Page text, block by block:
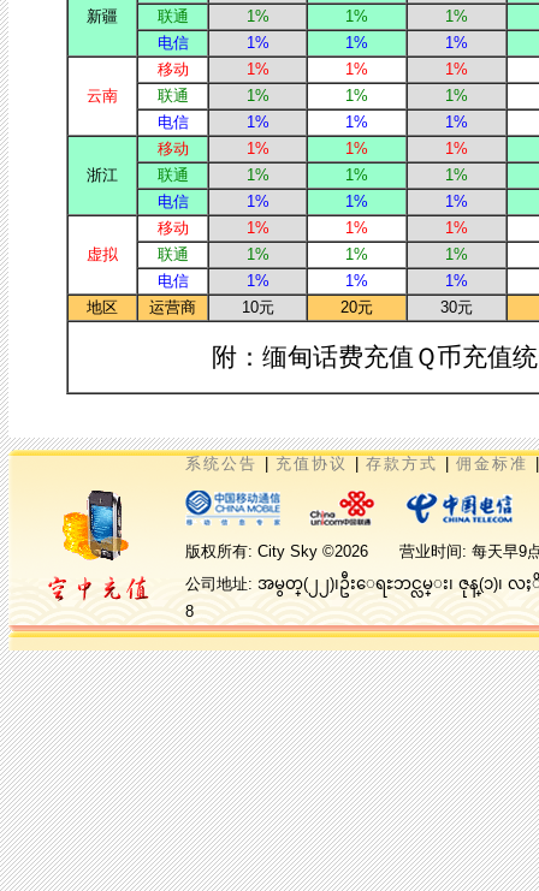
新疆
联通
1% 1%
1%
电信
1% 1% 1%
云南
移动 1% 1%
1%
联通
1% 1%
1%
电信
1% 1% 1%
浙江
移动 1% 1%
1%
联通
1% 1%
1%
电信
1% 1% 1%
虚拟
移动 1% 1%
1%
联通
1% 1%
1%
电信
1% 1%
1%
地区
运营商 10元 20元 30元
附：缅甸话费充值Ｑ币充值
系统公告 充值协议 存款方式 佣金标准
版权所有: City Sky ©2026 营业时间: 每天早9点
公司地址: အမွတ္(၂၂)၊ဦးေရႊဘင္လမ္း၊ ဇုန္(၁)၊ လ
8